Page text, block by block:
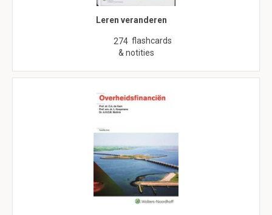
Leren veranderen
274 flashcards
& notities